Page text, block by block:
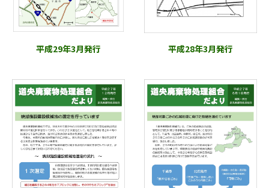
平成29年3月発行 平成28年3月発行